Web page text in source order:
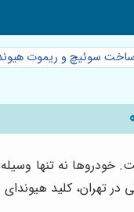
ساخت سوئیچ و ریموت
خودروها نه تنها
تهران، کلید